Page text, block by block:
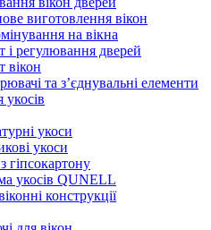
виготовлення вікон
на вікна
і регулювання дверей
вікон
та з’єднувальні елементи
укоси
укоси
гіпсокартону
укосів QUNELL
конструкції